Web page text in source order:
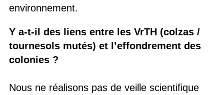
environnement.
Y a-t-il des liens entre les VrTH (colzas /
tournesols mutés) et l’effondrement des
colonies ?
Nous ne réalisons pas de veille scientifique